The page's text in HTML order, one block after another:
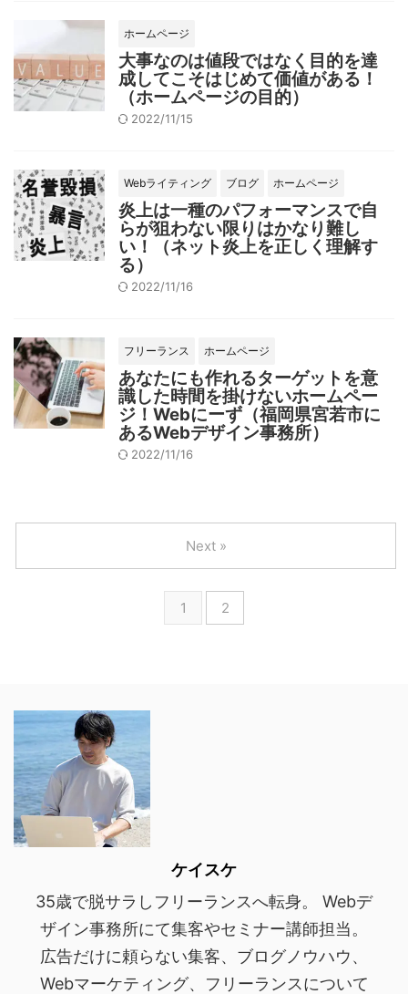
ホームページ
大事なのは値段ではなく目的を達
成してこそはじめて価値がある！
（ホームページの目的）
2022/11/15
Webライティング ブログ ホームページ
炎上は一種のパフォーマンスで自
らが狙わない限りはかなり難し
い！（ネット炎上を正しく理解す
る）
2022/11/16
フリーランス ホームページ
あなたにも作れるターゲットを意
識した時間を掛けないホームペー
ジ！Webにーず（福岡県宮若市に
あるWebデザイン事務所）
2022/11/16
1 2
Next »
ケイスケ
35歳で脱サラしフリーランスへ転身。 Webデ
ザイン事務所にて集客やセミナー講師担当。
広告だけに頼らない集客、ブログノウハウ、
Webマーケティング、フリーランスについて